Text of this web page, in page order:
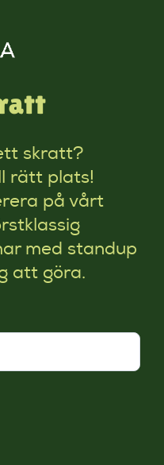
skratt?
rätt plats!
på vårt
med standup
att göra.